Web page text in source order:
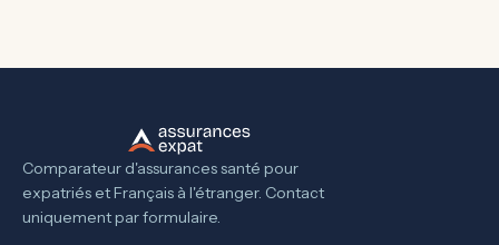
Comparateur d'assurances santé pour
expatriés et Français à l'étranger. Contact
uniquement par formulaire.